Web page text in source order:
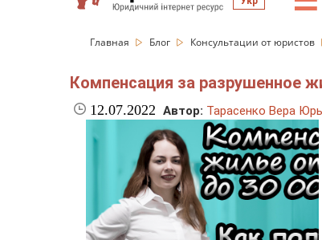
Главная Блог Консультации от юристов
Компенсация за разрушенное
12.07.2022 Автор: Тарасенко Вера